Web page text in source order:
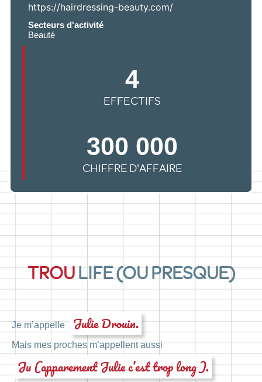
https://hairdressing-beauty.com/
Secteurs d'activité
Beauté
EFFECTIFS
4
CHIFFRE D'AFFAIRE
300 000
TROULIFE (OU PRESQUE)
Je m’appelle Julie Drouin.
Mais mes proches m’appellent aussi
Ju (apparement Julie c’est trop long ).